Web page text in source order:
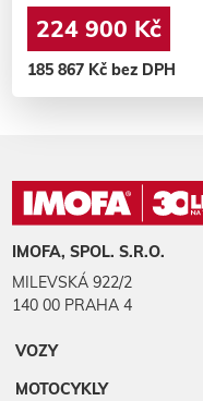
224 900 Kč
185 867 Kč bez DPH
IMOFA, SPOL. S.R.O.
MILEVSKÁ 922/2
140 00 PRAHA 4
VOZY
MOTOCYKLY